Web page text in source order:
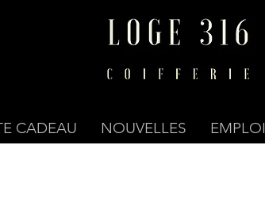
CADEAU NOUVELLES EMPLOI